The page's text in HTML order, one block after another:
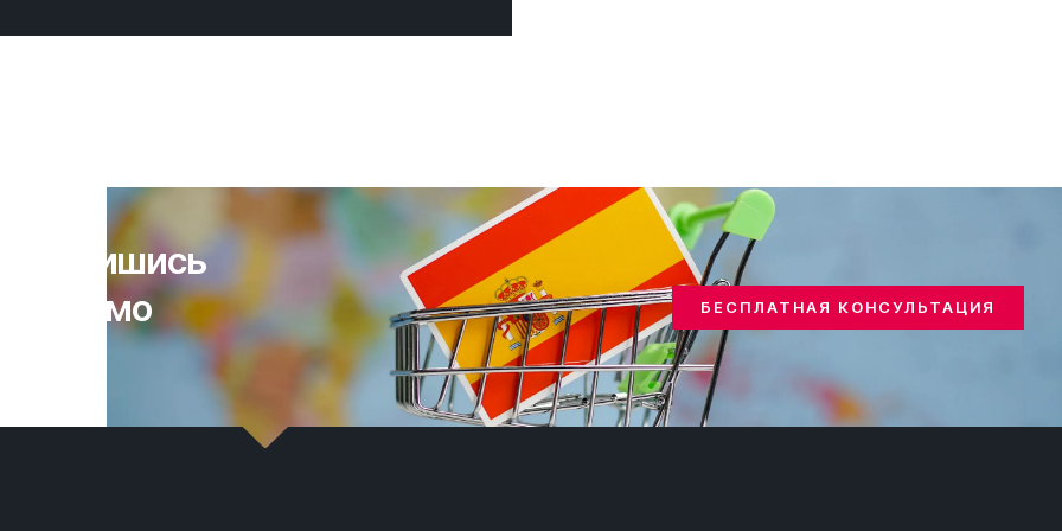
запишись
прямо
БЕСПЛАТНАЯ КОНСУЛЬТАЦИЯ